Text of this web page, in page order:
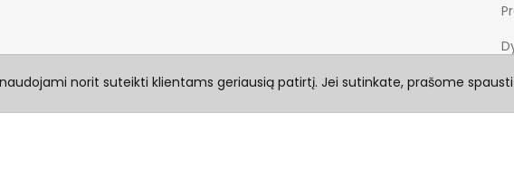
norit suteikti klientams geriausią patirtį. Jei sutinkate, prašome spausti